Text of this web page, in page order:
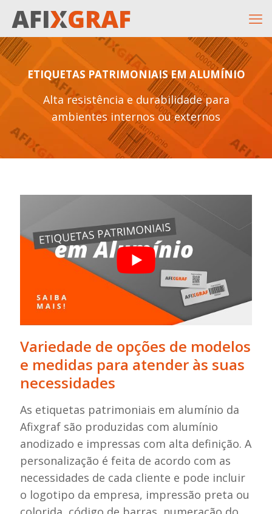
ETIQUETAS PATRIMONIAIS EM ALUMÍNIO
Alta resistência e durabilidade para
ambientes internos ou externos
Variedade de opções de modelos
e medidas para atender às suas
necessidades
As etiquetas patrimoniais em alumínio da
Afixgraf são produzidas com alumínio
anodizado e impressas com alta definição. A
personalização é feita de acordo com as
necessidades de cada cliente e pode incluir
o logotipo da empresa, impressão preta ou